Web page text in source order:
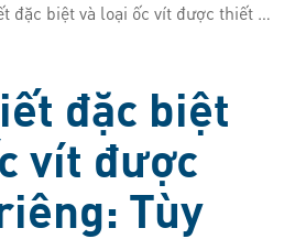
biệt và loại ốc vít được thiết kế riêng
đặc biệt
vít được
Tùy